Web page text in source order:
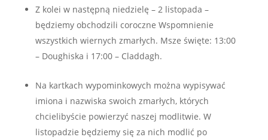
Z kolei w następną niedzielę – 2 listopada –
będziemy obchodzili coroczne Wspomnienie
wszystkich wiernych zmarłych. Msze święte: 13:00
– Doughiska i 17:00 – Claddagh.
Na kartkach wypominkowych można wypisywać
imiona i nazwiska swoich zmarłych, których
chcielibyście powierzyć naszej modlitwie. W
listopadzie będziemy się za nich modlić po